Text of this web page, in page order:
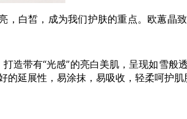
白皙，成为我们护肤的重点。欧蕙晶
带有“光感”的亮白美肌，呈现如雪般透
延展性，易涂抹，易吸收，轻柔呵护肌